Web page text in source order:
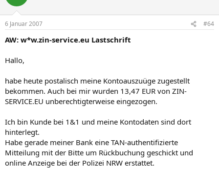
6 Januar 2007 #64
AW: w*w.zin-service.eu Lastschrift
Hallo,
habe heute postalisch meine Kontoauszuüge zugestellt
bekommen. Auch bei mir wurden 13,47 EUR von ZIN-
SERVICE.EU unberechtigterweise eingezogen.
Ich bin Kunde bei 1&1 und meine Kontodaten sind dort
hinterlegt.
Habe gerade meiner Bank eine TAN-authentifizierte
Mitteilung mit der Bitte um Rückbuchung geschickt und
online Anzeige bei der Polizei NRW erstattet.